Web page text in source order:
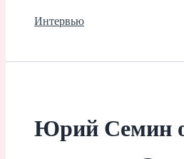
Интервью
Юрий Семин о